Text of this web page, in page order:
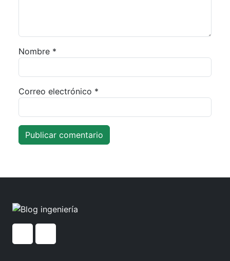
Nombre *
Correo electrónico *